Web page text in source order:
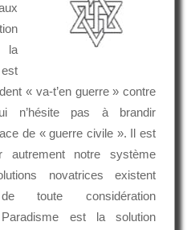
« va-t’en guerre » contre
n’hésite pas à brandir
de « guerre civile ». Il est
autrement notre système
novatrices existent
de toute considération
est la solution